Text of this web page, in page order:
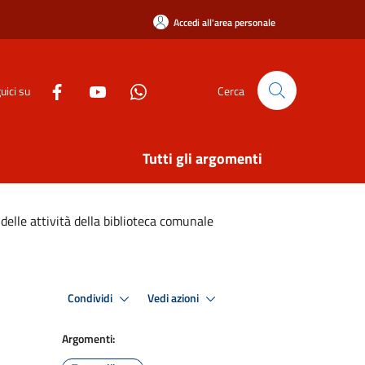
Accedi all'area personale
su Cerca
Tutti gli argomenti
attività della biblioteca comunale
Condividi Vedi azioni
Argomenti: